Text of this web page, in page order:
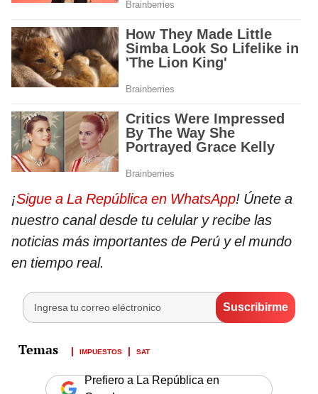
¡Sigue a La República en WhatsApp! Únete a
nuestro canal desde tu celular y recibe las
noticias más importantes de Perú y el mundo
en tiempo real.
IMPUESTOS SAT
Prefiero a La República en